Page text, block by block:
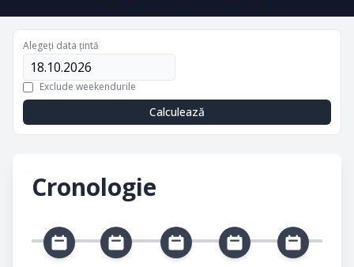
Alegeți data țintă
Exclude weekendurile
Calculează
Cronologie